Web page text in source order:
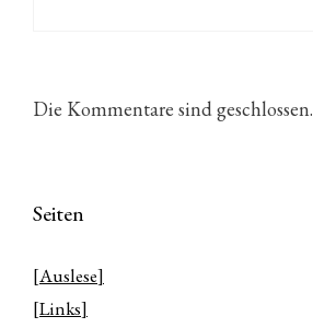
Die Kommentare sind geschlossen.
Seiten
[Auslese]
[Links]